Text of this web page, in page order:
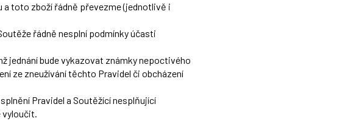
a toto zboží řádně převezme (jednotlivě i
řádně nesplní podmínky účasti
jednání bude vykazovat známky nepoctivého
ze zneužívání těchto Pravidel či obcházení
Pravidel a Soutěžící nesplňující
vyloučit.